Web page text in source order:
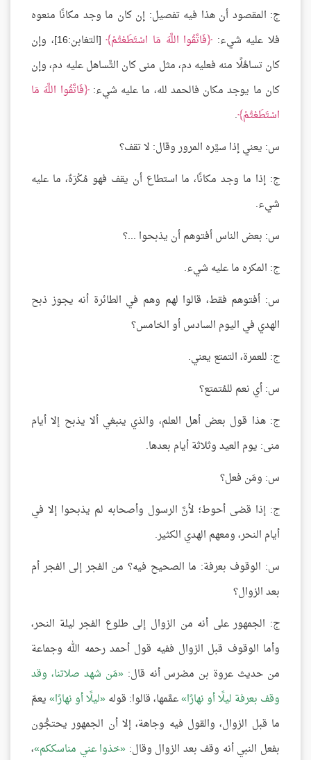
ج: المقصود أن هذا فيه تفصيل: إن كان ما وجد مكانًا منعوه
فلا عليه شيء:
فَاتَّقُوا اللَّهَ مَا اسْتَطَعْتُمْ
[التغابن:16]، وإن
كان تساهُلًا منه فعليه دم، مثل منى كان التَّساهل عليه دم، وإن
كان ما يوجد مكان فالحمد لله، ما عليه شيء: فَاتَّقُوا اللَّهَ مَا
اسْتَطَعْتُمْ .
س: يعني إذا سيَّره المرور وقال: لا تقف؟
ج: إذا ما وجد مكانًا، ما استطاع أن يقف فهو مُكْرَهٌ، ما عليه
شيء.
س: بعض الناس أفتوهم أن يذبحوا ...؟
ج: المكره ما عليه شيء.
س: أفتوهم فقط، قالوا لهم وهم في الطائرة أنه يجوز ذبح
الهدي في اليوم السادس أو الخامس؟
ج: للعمرة، التمتع يعني.
س: أي نعم للمُتمتع؟
ج: هذا قول بعض أهل العلم، والذي ينبغي ألا يذبح إلا أيام
منى: يوم العيد وثلاثة أيام بعدها.
س: ومَن فعل؟
ج: إذا قضى أحوط؛ لأنَّ الرسول وأصحابه لم يذبحوا إلا في
أيام النحر، ومعهم الهدي الكثير.
س: الوقوف بعرفة: ما الصحيح فيه؟ من الفجر إلى الفجر أم
بعد الزوال؟
ج: الجمهور على أنه من الزوال إلى طلوع الفجر ليلة النحر،
وأما الوقوف قبل الزوال ففيه قول أحمد رحمه الله وجماعة
من حديث عروة بن مضرس أنه قال: مَن شهد صلاتنا، وقد
وقف بعرفة ليلًا أو نهارًا عمَّمها، قالوا: قوله ليلًا أو نهارًا يعمّ
ما قبل الزوال، والقول فيه وجاهة، إلا أن الجمهور يحتجُّون
بفعل النبي أنه وقف بعد الزوال وقال: خذوا عني مناسككم ،